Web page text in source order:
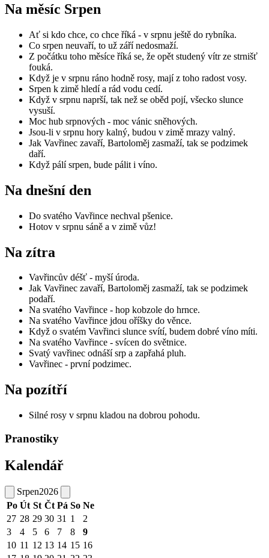
Na měsíc Srpen
Ať si kdo chce, co chce říká - v srpnu ještě do rybníka.
Co srpen neuvaří, to už září nedosmaží.
Z počátku toho měsíce říká se, že opět studený vítr ze strnišť
fouká.
Když je v srpnu ráno hodně rosy, mají z toho radost vosy.
Srpen k zimě hledí a rád vodu cedí.
Když v srpnu naprší, tak než se oběd pojí, všecko slunce
vysuší.
Moc hub srpnových - moc vánic sněhových.
Jsou-li v srpnu hory kalný, budou v zimě mrazy valný.
Jak Vavřinec zavaří, Bartoloměj zasmaží, tak se podzimek
daří.
Když pálí srpen, bude pálit i víno.
Na dnešní den
Do svatého Vavřince nechval pšenice.
Hotov v srpnu sáně a v zimě vůz!
Na zítra
Vavřincův déšť - myší úroda.
Jak Vavřinec zavaří, Bartoloměj zasmaží, tak se podzimek
podaří.
Na svatého Vavřince - hop kobzole do hrnce.
Na svatého Vavřince jdou oříšky do věnce.
Když o svatém Vavřinci slunce svítí, budem dobré víno míti.
Na svatého Vavřince - svícen do světnice.
Svatý vavřinec odnáší srp a zapřahá pluh.
Vavřinec - první podzimec.
Na pozítří
Silné rosy v srpnu kladou na dobrou pohodu.
Pranostiky
Kalendář
Srpen2026
Po Út St Čt Pá So Ne
27 28 29 30 31 1
2
3
4 5 6 7 8
9
10 11 12 13 14 15 16